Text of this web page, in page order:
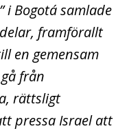
i Bogotá samlade
framförallt
en gemensam
från
rättsligt
pressa Israel att